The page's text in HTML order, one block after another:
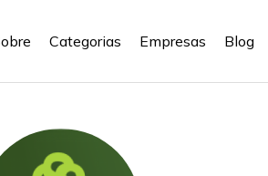
Categorias Empresas Blog